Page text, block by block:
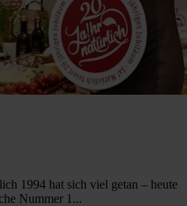
1994 hat sich viel getan – heute
Nummer 1...